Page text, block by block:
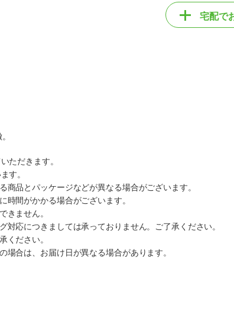
宅配で
ただきます。
す。
品とパッケージなどが異なる場合がございます。
間がかかる場合がございます。
きません。
応につきましては承っておりません。ご了承ください。
ください。
合は、お届け日が異なる場合があります。